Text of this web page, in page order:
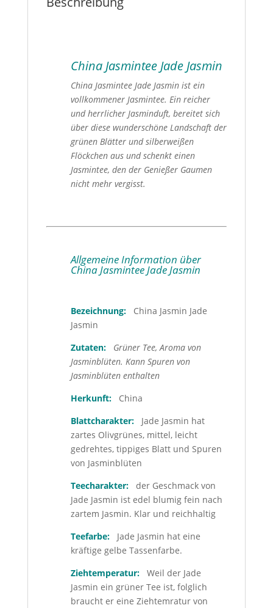
China Jasmintee Jade Jasmin
China Jasmintee Jade Jasmin ist ein
vollkommener Jasmintee. Ein reicher
und herrlicher Jasminduft, bereitet sich
über diese wunderschöne Landschaft der
grünen Blätter und silberweißen
Flöckchen aus und schenkt einen
Jasmintee, den der Genießer Gaumen
nicht mehr vergisst.
Allgemeine Information über
China Jasmintee Jade Jasmin
Bezeichnung:
China Jasmin Jade
Jasmin
Zutaten:
Grüner Tee, Aroma von
Jasminblüten. Kann Spuren von
Jasminblüten enthalten
Herkunft:China
Blattcharakter:
Jade Jasmin hat
zartes Olivgrünes, mittel, leicht
gedrehtes, tippiges Blatt und Spuren
von Jasminblüten
Teecharakter:
der Geschmack von
Jade Jasmin ist edel blumig fein nach
zartem Jasmin. Klar und reichhaltig
Teefarbe:
Jade Jasmin hat eine
kräftige gelbe Tassenfarbe.
Ziehtemperatur:
Weil der Jade
Jasmin ein grüner Tee ist, folglich
braucht er eine Ziehtemratur von